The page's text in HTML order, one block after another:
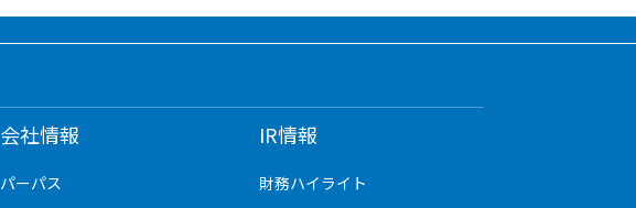
会社情報
パーパス
IR情報
財務ハイライト